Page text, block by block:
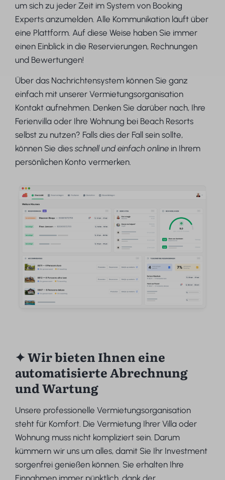
um sich zu jeder Zeit im System von Booking
Experts anzumelden. Alle Kommunikation läuft über
eine Plattform. Auf diese Weise haben Sie immer
einen Einblick in die Reservierungen, Rechnungen
und Bewertungen!
Über das Nachrichtensystem können Sie ganz
einfach mit unserer Vermietungsorganisation
Kontakt aufnehmen. Denken Sie darüber nach, Ihre
Ferienvilla oder Ihre Wohnung bei Beach Resorts
selbst zu nutzen? Falls dies der Fall sein sollte,
können Sie diesschnell und einfach online in Ihrem
persönlichen Konto vermerken.
✦ Wir bieten Ihnen eine
automatisierte Abrechnung
und Wartung
Unsere professionelle Vermietungsorganisation
steht für Komfort. Die Vermietung Ihrer Villa oder
Wohnung muss nicht kompliziert sein. Darum
kümmern wir uns um alles, damit Sie Ihr Investment
sorgenfrei genießen können. Sie erhalten Ihre
Einnahmen immer pünktlich, dank der